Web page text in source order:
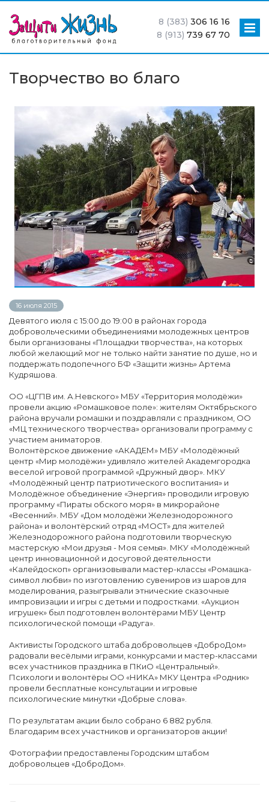
8 (383) 306 16 16
8 (913) 739 67 70
Творчество во благо
16 июля 2015
Девятого июля с 15:00 до 19:00 в районах города
добровольческими объединениями молодежных центров
были организованы «Площадки творчества», на которых
любой желающий мог не только найти занятие по душе, но и
поддержать подопечного БФ «Защити жизнь» Артема
Кудряшова.
ОО «ЦГПВ им. А.Невского» МБУ «Территория молодёжи»
провели акцию «Ромашковое поле»: жителям Октябрьского
района вручали ромашки и поздравляли с праздником, ОО
«МЦ технического творчества» организовали программу с
участием аниматоров.
Волонтёрское движение «АКАДЕМ» МБУ «Молодёжный
центр «Мир молодёжи» удивляло жителей Академгородка
веселой игровой программой «Дружный двор». МКУ
«Молодёжный центр патриотического воспитания» и
Молодёжное объединение «Энергия» проводили игровую
программу «Пираты обского моря» в микрорайоне
«Весенний». МБУ «Дом молодёжи Железнодорожного
района» и волонтёрский отряд «МОСТ» для жителей
Железнодорожного района подготовили творческую
мастерскую «Мои друзья - Моя семья». МКУ «Молодёжный
центр инновационной и досуговой деятельности
«Калейдоскоп» организовывали мастер-классы «Ромашка-
символ любви» по изготовлению сувениров из шаров для
моделирования, разыгрывали этнические сказочные
импровизации и игры с детьми и подростками. «Аукцион
игрушек» был подготовлен волонтёрами МБУ Центр
психологической помощи «Радуга».
Активисты Городского штаба добровольцев «ДоброДом»
радовали весёлыми играми, конкурсами и мастер-классами
всех участников праздника в ПКиО «Центральный».
Психологи и волонтёры ОО «НИКА» МКУ Центра «Родник»
провели бесплатные консультации и игровые
психологические минутки «Добрые слова».
По результатам акции было собрано 6 882 рубля.
Благодарим всех участников и организаторов акции!
Фотографии предоставлены Городским штабом
добровольцев «ДоброДом».